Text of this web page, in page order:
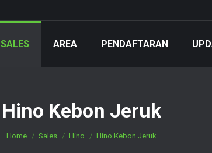
SALES AREA PENDAFTARAN
Hino Kebon Jeruk
You are here:
Home Sales Hino Hino Kebon Jeruk